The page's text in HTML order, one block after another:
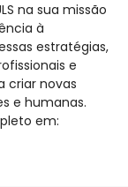
na sua missão
à
estratégias,
e
criar novas
e humanas.
em: